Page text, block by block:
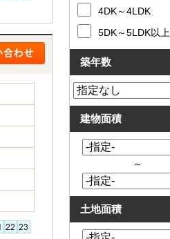
4DK～4LDK
5DK～5LDK以上
築年数
建物面積
～
土地面積